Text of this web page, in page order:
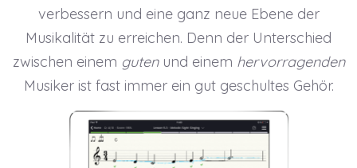
verbessern und eine ganz neue Ebene der
Musikalität zu erreichen. Denn der Unterschied
zwischen einem gutenund einem hervorragenden
Musiker ist fast immer ein gut geschultes Gehör.